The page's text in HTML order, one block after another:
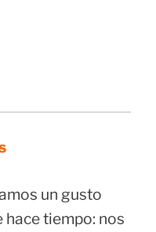
un gusto
tiempo: nos